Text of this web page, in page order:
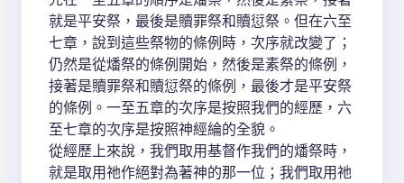
就是平安祭，最後是贖罪祭和贖愆祭。但在六至
七章，說到這些祭物的條例時，次序就改變了；
仍然是從燔祭的條例開始，然後是素祭的條例，
接著是贖罪祭和贖愆祭的條例，最後才是平安祭
的條例。一至五章的次序是按照我們的經歷，六
至七章的次序是按照神經綸的全貌。
從經歷上來說，我們取用基督作我們的燔祭時，
就是取用祂作絕對為著神的那一位；我們取用祂